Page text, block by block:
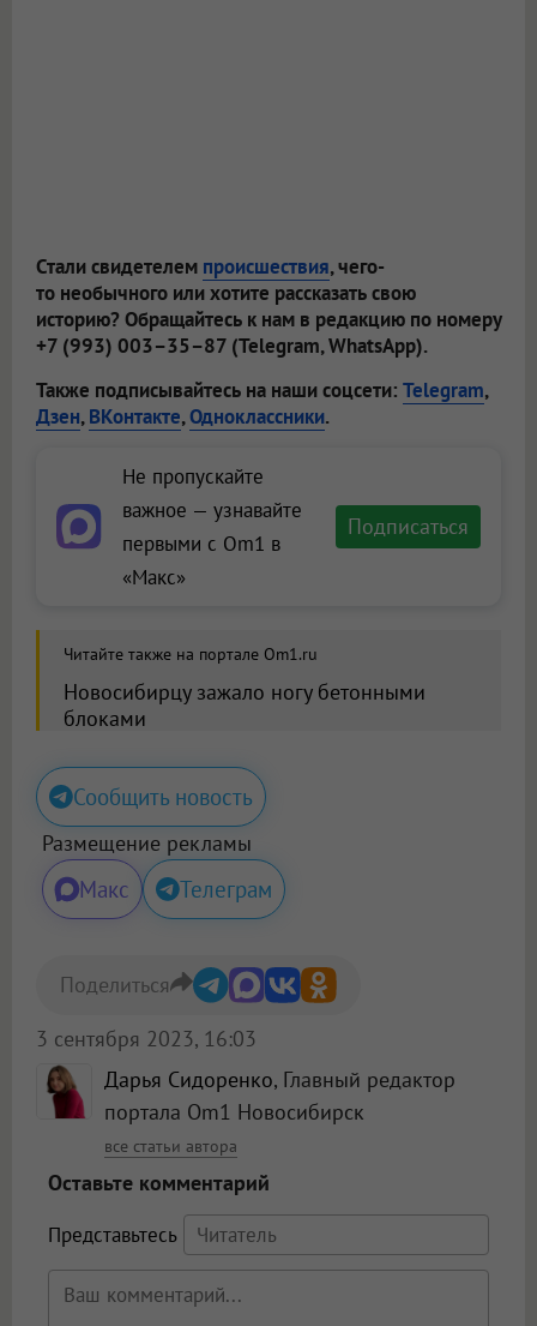
Стали свидетелем происшествия, чего-
то необычного или хотите рассказать свою
историю? Обращайтесь к нам в редакцию по номеру
+7 (993) 003–35–87 (Telegram, WhatsApp).
Также подписывайтесь на наши соцсети: Telegram,
Дзен,ВКонтакте,Одноклассники.
Не пропускайте
важное — узнавайте
первыми с Om1 в
«Макс»
Подписаться
Читайте также на портале Om1.ru
Новосибирцу зажало ногу бетонными
блоками
Сообщить новость
Размещение рекламы
Макс Телеграм
Дарья Сидоренко, Главный редактор
портала Om1 Новосибирск
все статьи автора
3 сентября 2023, 16:03
Поделиться
Оставьте комментарий
Представьтесь